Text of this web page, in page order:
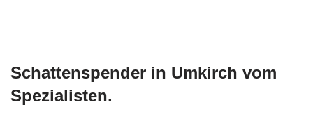
Schattenspender in Umkirch vom
Spezialisten.